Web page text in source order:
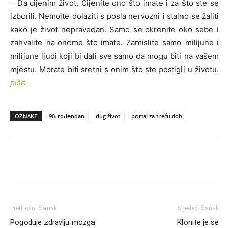
– Da cijenim život. Cijenite ono što imate i za što ste se
izborili. Nemojte dolaziti s posla nervozni i stalno se žaliti
kako je život nepravedan. Samo se okrenite oko sebe i
zahvalite na onome što imate. Zamislite samo milijune i
milijune ljudi koji bi dali sve samo da mogu biti na vašem
mjestu. Morate biti sretni s onim što ste postigli u životu.
piše
OZNAKE 90. rođendan dug život portal za treću dob
Prethodni članak
Pogoduje zdravlju mozga
Sljedeći članak
Klonite je se